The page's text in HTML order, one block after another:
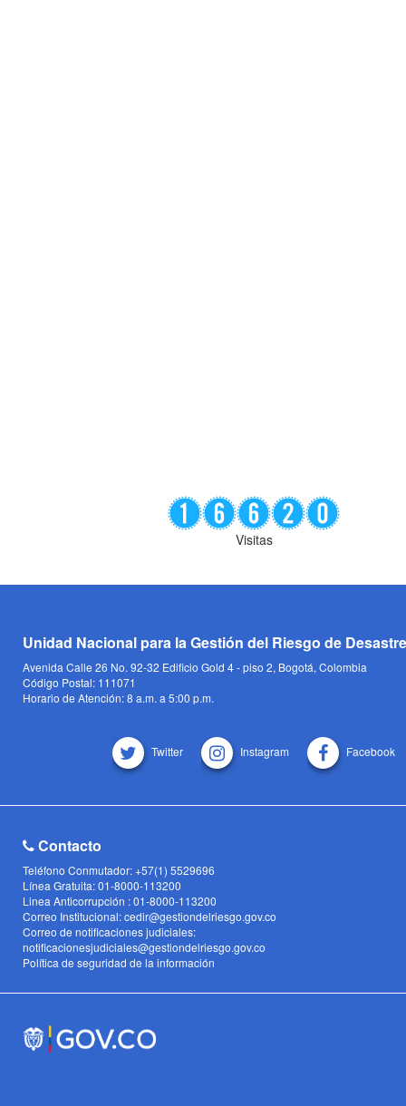
Visitas
Unidad Nacional para la Gestión del Riesgo de
Avenida Calle 26 No. 92-32 Edificio Gold 4 - piso 2, Bogotá, Colombia
Código Postal: 111071
Horario de Atención: 8 a.m. a 5:00 p.m.
Twitter Instagram Facebook
Contacto
Teléfono Conmutador: +57(1) 5529696
Línea Gratuita: 01-8000-113200
Linea Anticorrupción : 01-8000-113200
Correo Institucional: cedir@gestiondelriesgo.gov.co
Correo de notificaciones judiciales:
notificacionesjudiciales@gestiondelriesgo.gov.co
Política de seguridad de la información